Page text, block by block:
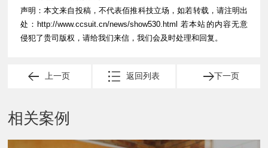
声明：本文来自投稿，不代表佰推科技立场，如若转载，请注明出
处： http://www.ccsuit.cn/news/show530.html 若本站的内容无意
侵犯了贵司版权，请给我们来信，我们会及时处理和回复。
上一页 下一页
返回列表
相关案例